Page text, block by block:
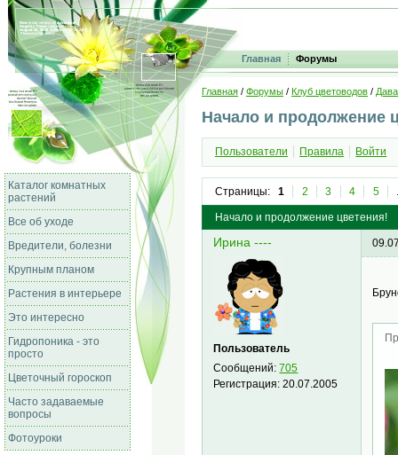
Главная Форумы
Каталог комнатных
растений
Все об уходе
Вредители, болезни
Крупным планом
Растения в интерьере
Это интересно
Гидропоника - это
просто
Цветочный гороскоп
Часто задаваемые
вопросы
Фотоуроки
Главная / Форумы / Клуб цветоводов /
Начало и продолжение
Пользователи Правила Войти
Страницы: 1 2 3 4 5
Начало и продолжение цветения!
Ирина ----
Пользователь
Сообщений:705
Регистрация:20.07.2005